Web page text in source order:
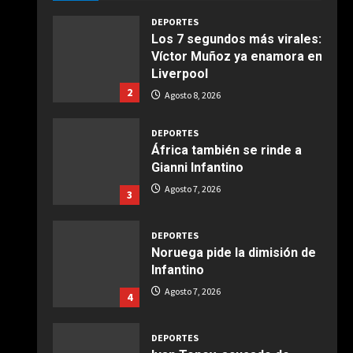
COCINA
Ensalada de espinacas
deliciosa
COCINA
freidora de aire
COCINA
Buñuelos de alcachofas
2
DEPORTES
Los 7 segundos más virales:
Víctor Muñoz ya enamora en
Liverpool
Agosto 8, 2026
3
DEPORTES
África también se rinde a
Gianni Infantino
Agosto 7, 2026
4
DEPORTES
Noruega pide la dimisión de
Infantino
Agosto 7, 2026
DEPORTES